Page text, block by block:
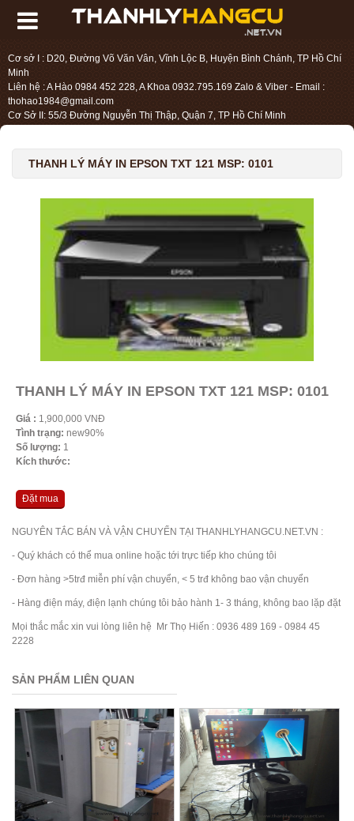
Cơ sở I : D20, Đường Võ Văn Vân, Vĩnh Lộc B, Huyện Bình Chánh, TP Hồ Chí
Minh
Liên hệ : A Hào 0984 452 228, A Khoa 0932.795.169 Zalo & Viber - Email :
thohao1984@gmail.com
Cơ Sở II: 55/3 Đường Nguyễn Thị Thập, Quận 7, TP Hồ Chí Minh
THANH LÝ MÁY IN EPSON TXT 121 MSP: 0101
THANH LÝ MÁY IN EPSON TXT 121 MSP: 0101
Giá : 1,900,000 VNĐ
Tình trạng: new90%
Số lượng: 1
Kích thước:
Đặt mua
NGUYÊN TẮC BÁN VÀ VẬN CHUYỂN TẠI THANHLYHANGCU.NET.VN :
- Quý khách có thể mua online hoặc tới trực tiếp kho chúng tôi
- Đơn hàng >5trđ miễn phí vận chuyển, < 5 trđ không bao vận chuyển
- Hàng điện máy, điện lạnh chúng tôi bảo hành 1- 3 tháng, không bao lặp đặt
Mọi thắc mắc xin vui lòng liên hệ Mr Thọ Hiến : 0936 489 169 - 0984 45
2228
SẢN PHẨM LIÊN QUAN